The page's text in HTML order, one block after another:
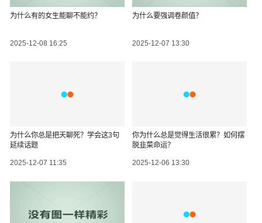
为什么有的女生能聊不能约？
2025-12-08 16:25
为什么要强调卷颜值？
2025-12-07 13:30
为什么你总是把天聊死？学会这3句
延续话题
2025-12-07 11:35
你为什么总是觉得生活很累？如何摆
脱韭菜命运？
2025-12-06 13:30